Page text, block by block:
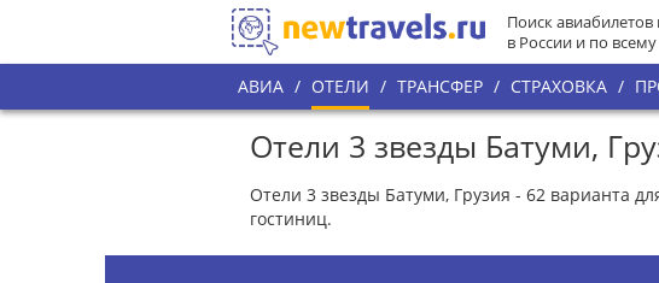
Поиск авиабилетов
в России и по
АВИА / ОТЕЛИ / ТРАНСФЕР / СТРАХОВКА /
Отели 3 звезды Батуми,
Отели 3 звезды Батуми, Грузия - 62 варианта
гостиниц.